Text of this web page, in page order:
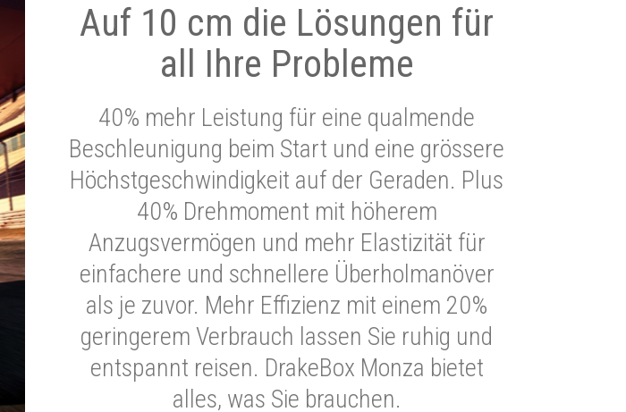
Auf 10 cm die Lösungen für
all Ihre Probleme
40% mehr Leistung für eine qualmende
Beschleunigung beim Start und eine grössere
Höchstgeschwindigkeit auf der Geraden. Plus
40% Drehmoment mit höherem
Anzugsvermögen und mehr Elastizität für
einfachere und schnellere Überholmanöver
als je zuvor. Mehr Effizienz mit einem 20%
geringerem Verbrauch lassen Sie ruhig und
entspannt reisen. DrakeBox Monza bietet
alles, was Sie brauchen.